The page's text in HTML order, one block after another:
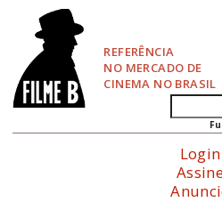
REFERÊNCIA
NO MERCADO DE
CINEMA NO BRASIL
Login